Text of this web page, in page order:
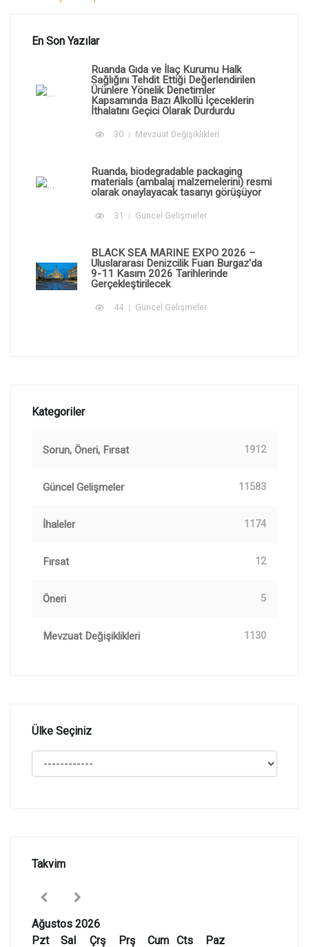
En Son Yazılar
Ruanda Gıda ve İlaç Kurumu Halk
Sağlığını Tehdit Ettiği Değerlendirilen
Ürünlere Yönelik Denetimler
Kapsamında Bazı Alkollü İçeceklerin
İthalatını Geçici Olarak Durdurdu
30 Mevzuat Değişiklikleri
Ruanda, biodegradable packaging
materials (ambalaj malzemelerini) resmi
olarak onaylayacak tasarıyı görüşüyor
31 Güncel Gelişmeler
BLACK SEA MARINE EXPO 2026 –
Uluslararası Denizcilik Fuarı Burgaz'da
9-11 Kasım 2026 Tarihlerinde
Gerçekleştirilecek
44 Güncel Gelişmeler
Kategoriler
Sorun, Öneri, Fırsat 1912
Güncel Gelişmeler 11583
İhaleler 1174
Fırsat 12
Öneri 5
Mevzuat Değişiklikleri 1130
Ülke Seçiniz
Takvim
Ağustos 2026
Pzt
Sal Çrş Prş Cum Cts Paz